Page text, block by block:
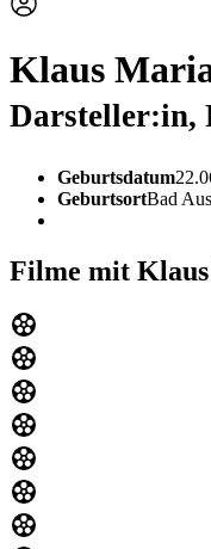
Klaus
Darsteller:in,
Geburtsdatum
GeburtsortBad
Filme mit